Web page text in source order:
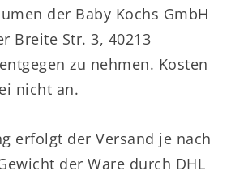
der Baby Kochs GmbH
Breite Str. 3, 40213
zu nehmen. Kosten
nicht an.
erfolgt der Versand je nach
der Ware durch DHL